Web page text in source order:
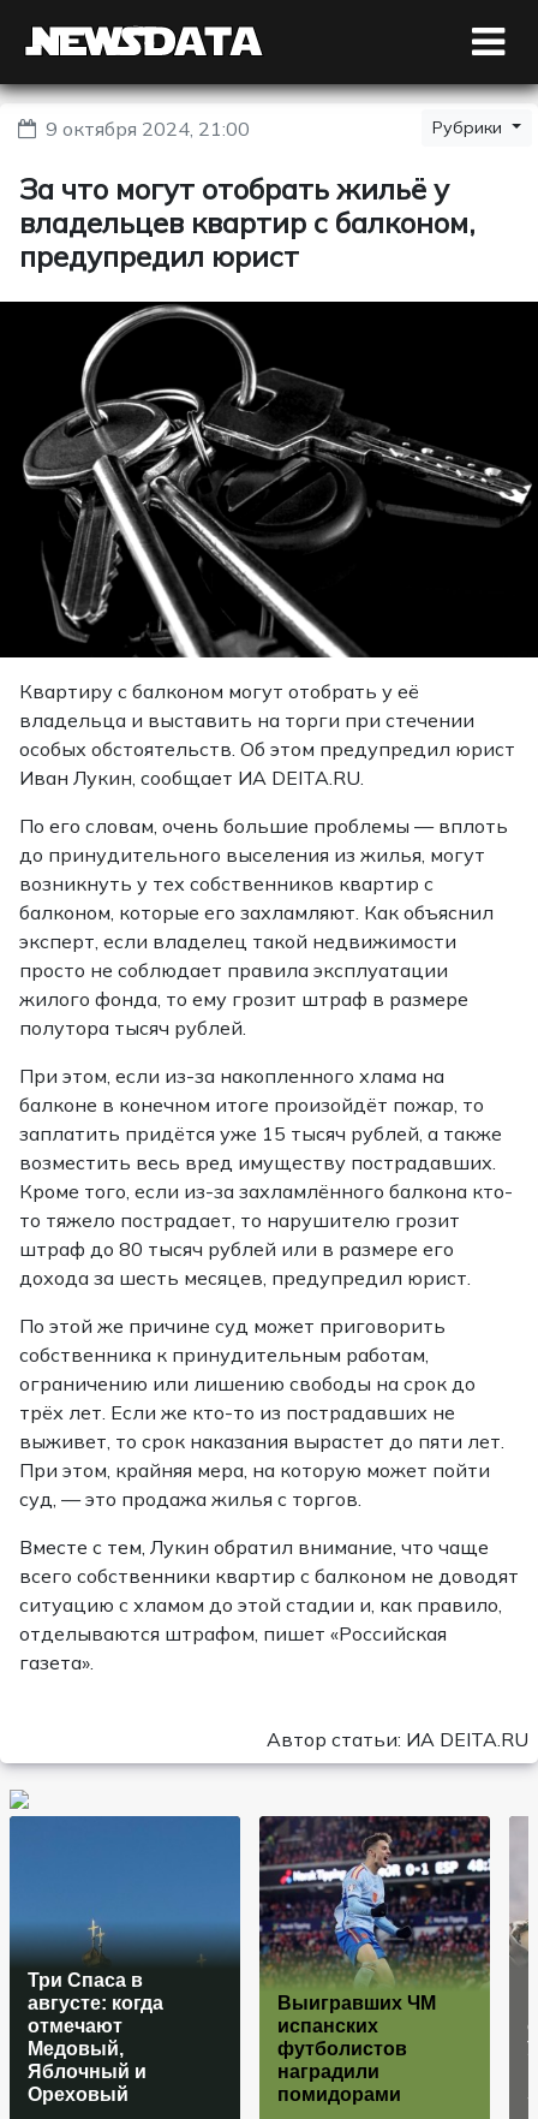
9 октября 2024, 21:00 Рубрики
За что могут отобрать жильё у
владельцев квартир с балконом,
предупредил юрист
Квартиру с балконом могут отобрать у её
владельца и выставить на торги при стечении
особых обстоятельств. Об этом предупредил юрист
Иван Лукин, сообщает ИА DEITA.RU.
По его словам, очень большие проблемы — вплоть
до принудительного выселения из жилья, могут
возникнуть у тех собственников квартир с
балконом, которые его захламляют. Как объяснил
эксперт, если владелец такой недвижимости
просто не соблюдает правила эксплуатации
жилого фонда, то ему грозит штраф в размере
полутора тысяч рублей.
При этом, если из-за накопленного хлама на
балконе в конечном итоге произойдёт пожар, то
заплатить придётся уже 15 тысяч рублей, а также
возместить весь вред имуществу пострадавших.
Кроме того, если из-за захламлённого балкона кто-
то тяжело пострадает, то нарушителю грозит
штраф до 80 тысяч рублей или в размере его
дохода за шесть месяцев, предупредил юрист.
По этой же причине суд может приговорить
собственника к принудительным работам,
ограничению или лишению свободы на срок до
трёх лет. Если же кто-то из пострадавших не
выживет, то срок наказания вырастет до пяти лет.
При этом, крайняя мера, на которую может пойти
суд, — это продажа жилья с торгов.
Вместе с тем, Лукин обратил внимание, что чаще
всего собственники квартир с балконом не доводят
ситуацию с хламом до этой стадии и, как правило,
отделываются штрафом, пишет «Российская
газета».
Автор статьи: ИА DEITA.RU
Три Спаса в
августе: когда
отмечают
Медовый,
Яблочный и
Ореховый
Выигравших ЧМ
испанских
футболистов
наградили
помидорами